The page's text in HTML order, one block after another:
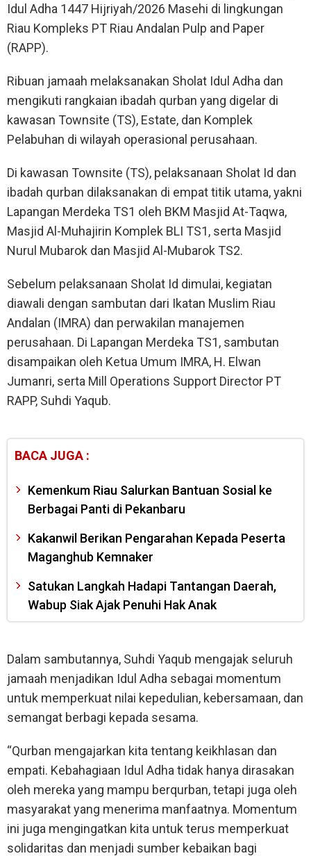
Idul Adha 1447 Hijriyah/2026 Masehi di lingkungan
Riau Kompleks PT Riau Andalan Pulp and Paper
(RAPP).
Ribuan jamaah melaksanakan Sholat Idul Adha dan
mengikuti rangkaian ibadah qurban yang digelar di
kawasan Townsite (TS), Estate, dan Komplek
Pelabuhan di wilayah operasional perusahaan.
Di kawasan Townsite (TS), pelaksanaan Sholat Id dan
ibadah qurban dilaksanakan di empat titik utama, yakni
Lapangan Merdeka TS1 oleh BKM Masjid At-Taqwa,
Masjid Al-Muhajirin Komplek BLI TS1, serta Masjid
Nurul Mubarok dan Masjid Al-Mubarok TS2.
Sebelum pelaksanaan Sholat Id dimulai, kegiatan
diawali dengan sambutan dari Ikatan Muslim Riau
Andalan (IMRA) dan perwakilan manajemen
perusahaan. Di Lapangan Merdeka TS1, sambutan
disampaikan oleh Ketua Umum IMRA, H. Elwan
Jumanri, serta Mill Operations Support Director PT
RAPP, Suhdi Yaqub.
BACA JUGA :
Kemenkum Riau Salurkan Bantuan Sosial ke
Berbagai Panti di Pekanbaru
Kakanwil Berikan Pengarahan Kepada Peserta
Maganghub Kemnaker
Satukan Langkah Hadapi Tantangan Daerah,
Wabup Siak Ajak Penuhi Hak Anak
Dalam sambutannya, Suhdi Yaqub mengajak seluruh
jamaah menjadikan Idul Adha sebagai momentum
untuk memperkuat nilai kepedulian, kebersamaan, dan
semangat berbagi kepada sesama.
“Qurban mengajarkan kita tentang keikhlasan dan
empati. Kebahagiaan Idul Adha tidak hanya dirasakan
oleh mereka yang mampu berqurban, tetapi juga oleh
masyarakat yang menerima manfaatnya. Momentum
ini juga mengingatkan kita untuk terus memperkuat
solidaritas dan menjadi sumber kebaikan bagi